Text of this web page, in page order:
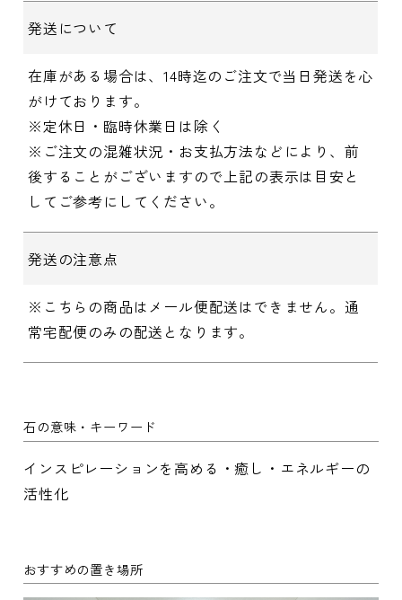
発送について
在庫がある場合は、14時迄のご注文で当日発送を心
がけております。
※定休日・臨時休業日は除く
※ご注文の混雑状況・お支払方法などにより、前
後することがございますので上記の表示は目安と
してご参考にしてください。
発送の注意点
※こちらの商品はメール便配送はできません。通
常宅配便のみの配送となります。
石の意味・キーワード
インスピレーションを高める・癒し・エネルギーの
活性化
おすすめの置き場所